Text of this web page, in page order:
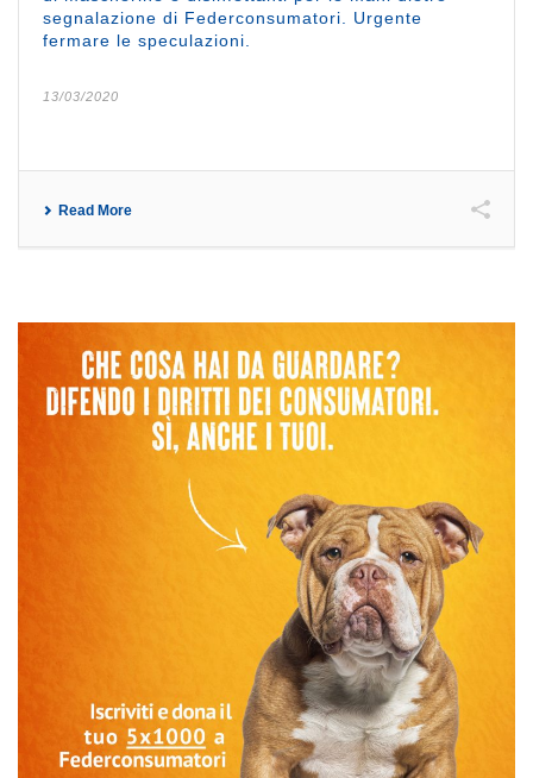
segnalazione di Federconsumatori. Urgente
fermare le speculazioni.
13/03/2020
Read More